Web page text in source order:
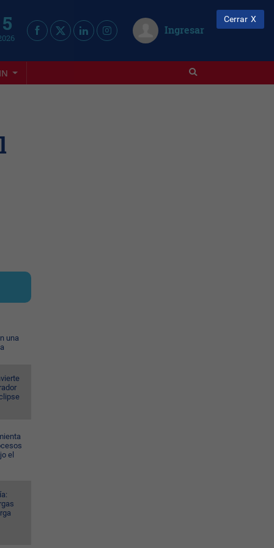
Ingresar
una
el
Cerrar